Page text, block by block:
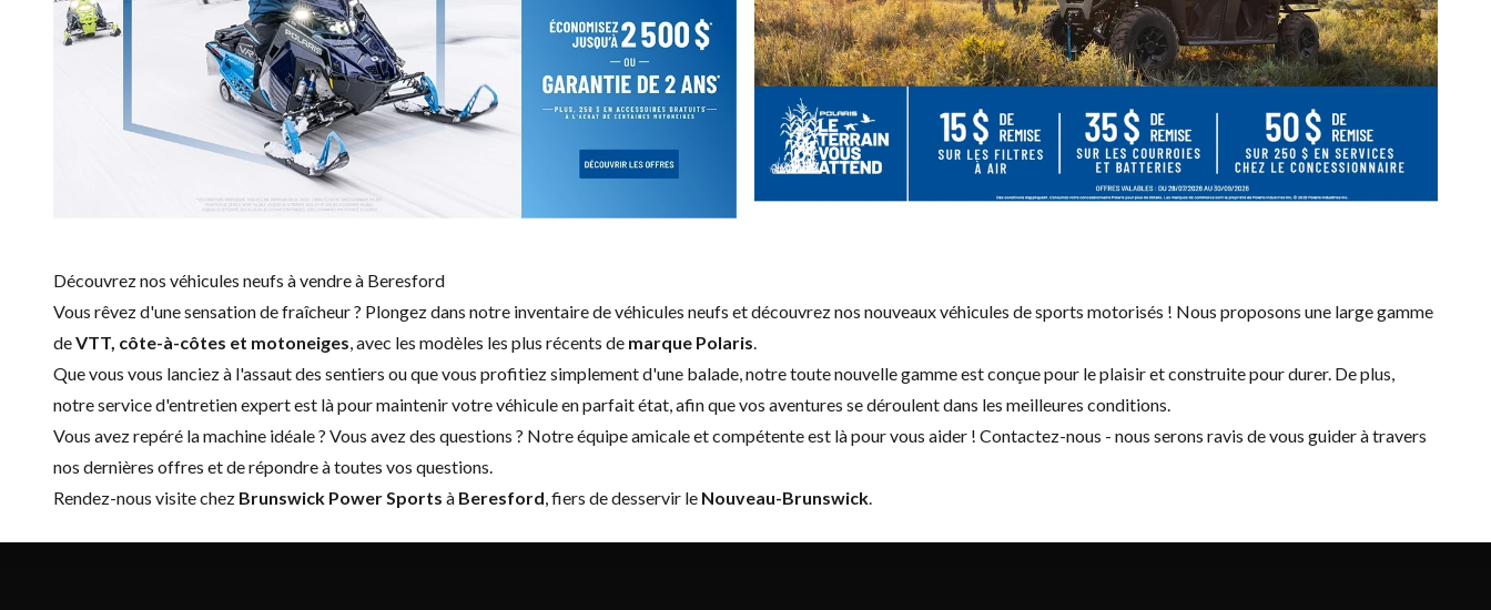
Découvrez nos véhicules neufs à vendre à Beresford
Vous rêvez d'une sensation de fraîcheur ? Plongez dans notre inventaire de véhicules neufs et découvrez nos nouveaux véhicules de sports motorisés ! Nous proposons une large gamme
deVTT, côte-à-côtes et motoneiges , avec les modèles les plus récents de marque Polaris
Que vous vous lanciez à l'assaut des sentiers ou que vous profitiez simplement d'une balade, notre toute nouvelle gamme est conçue pour le plaisir et construite pour durer. De plus,
notre service d'entretien expertest là pour maintenir votre véhicule en parfait état, afin que vos aventures se déroulent dans les meilleures conditions.
Vous avez repéré la machine idéale ? Vous avez des questions ? Notre équipe amicale et compétente est là pour vous aider ! Contactez-nous - nous serons ravis de vous guider à travers
nos dernières offres et de répondre à toutes vos questions.
Rendez-nous visite chez Brunswick Power Sports à Beresford , fiers de desservir le Nouveau-Brunswick